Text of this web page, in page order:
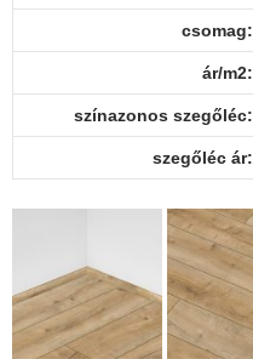
csomag:
ár/m2:
színazonos szegőléc:
szegőléc ár: